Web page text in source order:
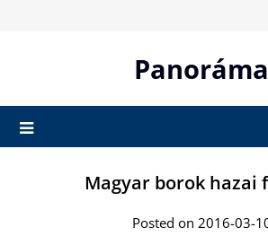
Panoráma
Magyar borok hazai
Posted on 2016-03-